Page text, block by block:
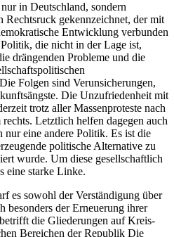
in Deutschland, sondern
Rechtsruck gekennzeichnet, der mit
Entwicklung verbunden
die nicht in der Lage ist,
drängenden Probleme und die
Folgen sind Verunsicherungen,
Die Unzufriedenheit mit
trotz aller Massenproteste nach
Letztlich helfen dagegen auch
nur eine andere Politik. Es ist die
politische Alternative zu
wurde. Um diese gesellschaftlich
eine starke Linke.
es sowohl der Verständigung über
besonders der Erneuerung ihrer
die Gliederungen auf Kreis-
Bereichen der Republik Die